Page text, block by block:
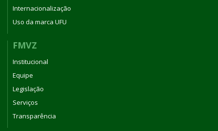
Internacionalização
Uso da marca UFU
FMVZ
Institucional
Equipe
Legislação
Serviços
Transparência